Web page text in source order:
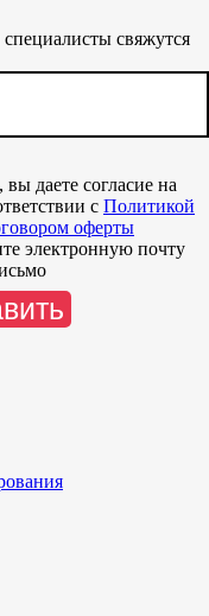
свяжутся
вы даете согласие на
с Политикой
оферты
электронную почту